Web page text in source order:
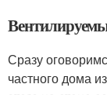
Сразу
частного дома